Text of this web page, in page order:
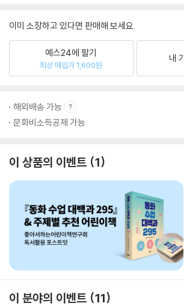
이미 소장하고 있다면 판매해 보세요.
예스24에 팔기
최상 매입가 1,600원
내
해외배송 가능
문화비소득공제 가능
이 상품의 이벤트 1
이 분야의 이벤트 11